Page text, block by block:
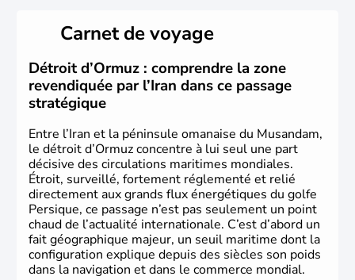
Carnet de voyage
Détroit d’Ormuz : comprendre la zone
revendiquée par l’Iran dans ce passage
stratégique
Entre l’Iran et la péninsule omanaise du Musandam,
le détroit d’Ormuz concentre à lui seul une part
décisive des circulations maritimes mondiales.
Étroit, surveillé, fortement réglementé et relié
directement aux grands flux énergétiques du golfe
Persique, ce passage n’est pas seulement un point
chaud de l’actualité internationale. C’est d’abord un
fait géographique majeur, un seuil maritime dont la
configuration explique depuis des siècles son poids
dans la navigation et dans le commerce mondial.